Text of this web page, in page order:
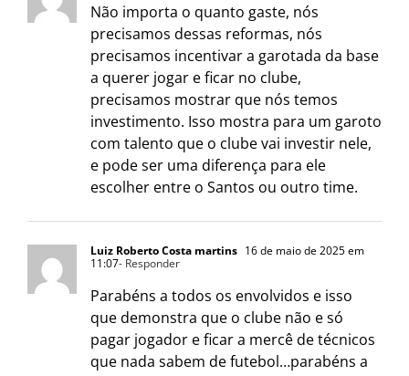
Não importa o quanto gaste, nós
precisamos dessas reformas, nós
precisamos incentivar a garotada da base
a querer jogar e ficar no clube,
precisamos mostrar que nós temos
investimento. Isso mostra para um garoto
com talento que o clube vai investir nele,
e pode ser uma diferença para ele
escolher entre o Santos ou outro time.
Luiz Roberto Costa martins 16 de maio de 2025 em
11:07- Responder
Parabéns a todos os envolvidos e isso
que demonstra que o clube não e só
pagar jogador e ficar a mercê de técnicos
que nada sabem de futebol…parabéns a